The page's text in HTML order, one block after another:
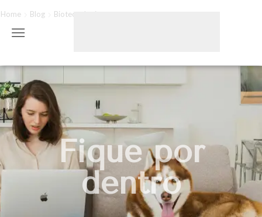
Home Blog Biotecnologia
Fique por
dentro